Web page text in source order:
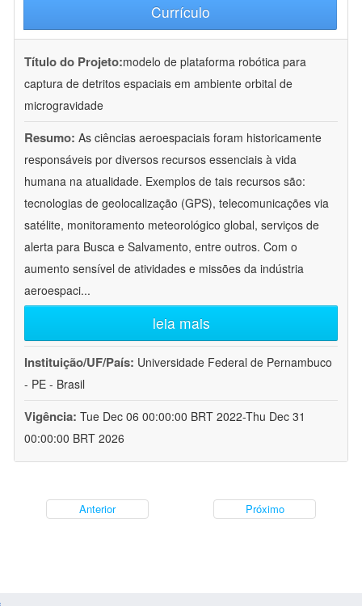
Currículo
Título do Projeto:modelo de plataforma robótica para
captura de detritos espaciais em ambiente orbital de
microgravidade
Resumo: As ciências aeroespaciais foram historicamente
responsáveis por diversos recursos essenciais à vida
humana na atualidade. Exemplos de tais recursos são:
tecnologias de geolocalização (GPS), telecomunicações via
satélite, monitoramento meteorológico global, serviços de
alerta para Busca e Salvamento, entre outros. Com o
aumento sensível de atividades e missões da indústria
aeroespaci...
leia mais
Instituição/UF/País: Universidade Federal de Pernambuco
- PE - Brasil
Vigência: Tue Dec 06 00:00:00 BRT 2022-Thu Dec 31
00:00:00 BRT 2026
Anterior Próximo